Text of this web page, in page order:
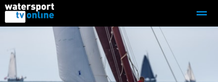
Motorboot-sloep Adverteren Redactie
Home Contact Bellen Zoeken